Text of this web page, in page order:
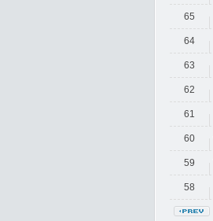
65
64
63
62
61
60
59
58